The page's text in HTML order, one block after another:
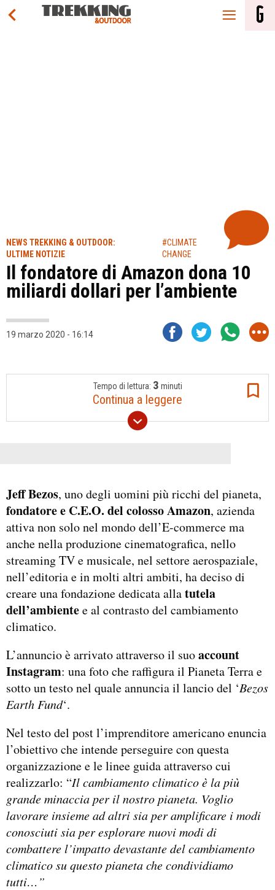
NEWS TREKKING & OUTDOOR:
ULTIME NOTIZIE
#CLIMATE
CHANGE
Il fondatore di Amazon dona 10
miliardi dollari per l’ambiente
19 marzo 2020 - 16:14
Tempo di lettura: 3 minuti
Continua a leggere
Jeff Bezos, uno degli uomini più ricchi del pianeta,
fondatoree C.E.O. del colosso Amazon, azienda
attiva non solo nel mondo dell’E-commerce ma
anche nella produzione cinematografica, nello
streaming TV e musicale, nel settore aerospaziale,
nell’editoria e in molti altri ambiti, ha deciso di
creare una fondazione dedicata allatutela
dell’ambientee al contrasto del cambiamento
climatico.
L’annuncio è arrivato attraverso il suoaccount
Instagram: una foto che raffigura il Pianeta Terra e
sotto un testo nel quale annuncia il lancio del ‘Bezos
Earth Fund‘.
Nel testo del post l’imprenditore americano enuncia
l’obiettivo che intende perseguire con questa
organizzazione e le linee guida attraverso cui
realizzarlo: “Il cambiamento climatico è la più
grande minaccia per il nostro pianeta. Voglio
lavorare insieme ad altri sia per amplificare i modi
conosciuti sia per esplorare nuovi modi di
combattere l’impatto devastante del cambiamento
climatico su questo pianeta che condividiamo
tutti…”